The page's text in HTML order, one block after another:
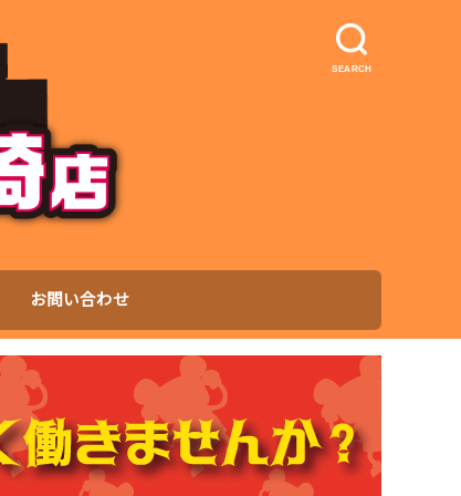
SEARCH
お問い合わせ